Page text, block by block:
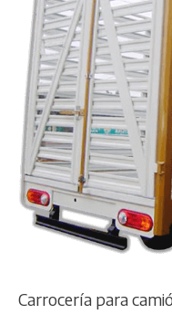
Carrocería para